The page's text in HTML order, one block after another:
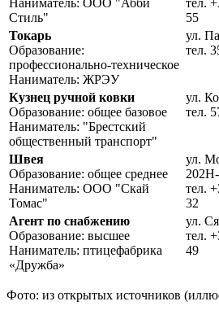
Стиль"
55
Токарь
Образование:
профессионально-техническое
Наниматель: ЖРЭУ
ул.
тел.
Кузнец ручной ковки
Образование: общее базовое
Наниматель: "Брестский
общественный транспорт"
ул.
тел.
Швея
Образование: общее среднее
Наниматель: ООО "Скай
Томас"
ул.
тел.
32
Агент по снабжению
Образование: высшее
Наниматель: птицефабрика
«Дружба»
ул.
тел.
49
Фото: из открытых источников